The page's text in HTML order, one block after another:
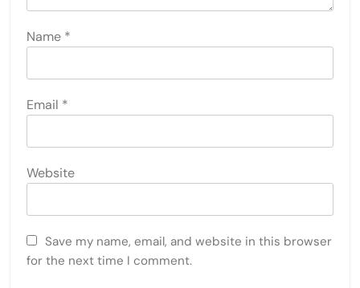
Name *
Email *
Website
Save my name, email, and website in this browser
for the next time I comment.